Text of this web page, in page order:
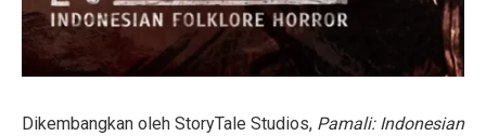
Dikembangkan oleh StoryTale Studios, Pamali: Indonesian